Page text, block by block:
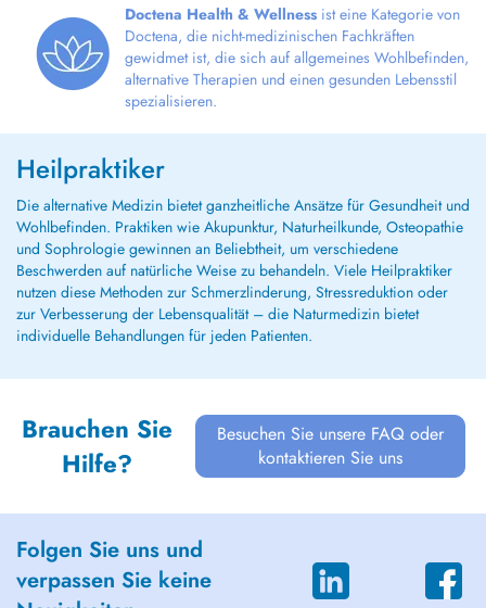
Doctena Health & Wellness ist eine Kategorie von
Doctena, die nicht-medizinischen Fachkräften
gewidmet ist, die sich auf allgemeines Wohlbefinden,
alternative Therapien und einen gesunden Lebensstil
spezialisieren.
Heilpraktiker
Die alternative Medizin bietet ganzheitliche Ansätze für Gesundheit und
Wohlbefinden. Praktiken wie Akupunktur, Naturheilkunde, Osteopathie
und Sophrologie gewinnen an Beliebtheit, um verschiedene
Beschwerden auf natürliche Weise zu behandeln. Viele Heilpraktiker
nutzen diese Methoden zur Schmerzlinderung, Stressreduktion oder
zur Verbesserung der Lebensqualität – die Naturmedizin bietet
individuelle Behandlungen für jeden Patienten.
Brauchen Sie
Hilfe?
Besuchen Sie unsere FAQ oder
kontaktieren Sie uns
Folgen Sie uns und
verpassen Sie keine